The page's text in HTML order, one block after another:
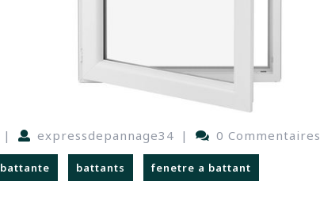
| expressdepannage34 | 0 Commentaires
battante battants fenetre a battant